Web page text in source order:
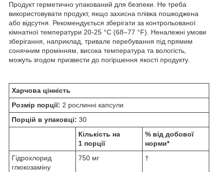
Продукт герметично упакований для безпеки. Не треба
використовувати продукт, якщо захисна плівка пошкоджена
або відсутня. Рекомендується зберігати за контрольованої
кімнатної температури 20-25 °C (68–77 °F). Неналежні умови
зберігання, наприклад, тривале перебування під прямим
сонячним промінням, висока температура та вологість,
можуть згодом призвести до погіршення якості продукту.
Харчова цінність
Розмір порції: 2 рослинні капсули
Порцій в упаковці: 30
Кількість на
1 порції
% від добової
норми*
Гідрохлорид
глюкозаміну
750 мг †